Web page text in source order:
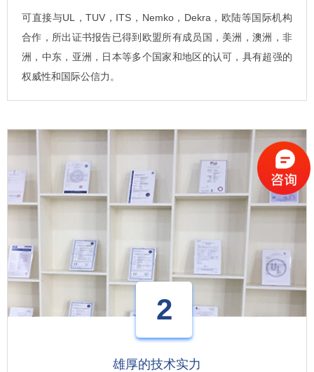
可直接与UL，TUV，ITS，Nemko，Dekra，欧陆等国际机构
合作，所出证书报告已得到欧盟所有成员国，美洲，澳洲，非
洲，中东，亚洲，日本等多个国家和地区的认可，具有超强的
权威性和国际公信力。
2
雄厚的技术实力